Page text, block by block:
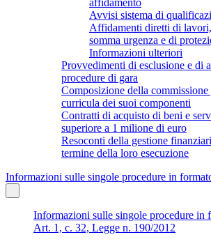
Avvisi sistema di
Affidamenti diretti di
somma urgenza e di
Informazioni ulteriori
Provvedimenti di esclusione e di
procedure di gara
Composizione della
curricula dei suoi componenti
Contratti di acquisto di beni e
superiore a 1 milione di euro
Resoconti della gestione
termine della loro esecuzione
Informazioni sulle singole procedure in
Informazioni sulle singole procedure in
Art. 1, c. 32, Legge n. 190/2012